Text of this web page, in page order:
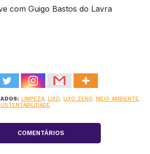
com Guigo Bastos do Lavra
LIMPEZA, LIXO, LIXO ZERO, MEIO AMBIENTE,
COMENTÁRIOS